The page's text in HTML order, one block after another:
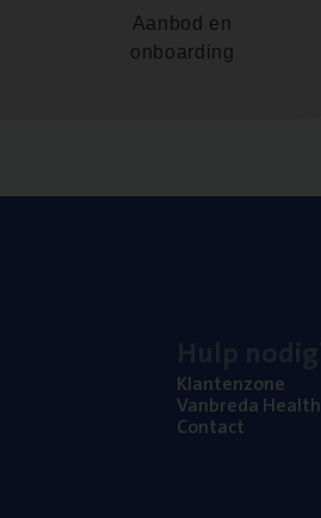
Aanbod en
onboarding
Klan­ten­zo­ne
Van­b­re­da Health
Con­tact